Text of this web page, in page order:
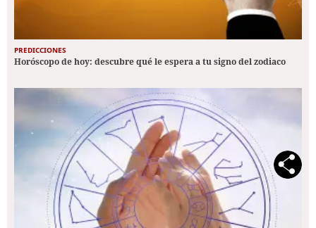
PREDICCIONES
Horóscopo de hoy: descubre qué le espera a tu signo del zodiaco